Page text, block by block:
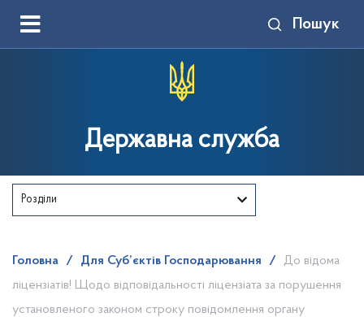
Пошук
Державна служба
Розділи
Головна / Для Суб’єктів Господарювання /
До відома
ліцензіатів! Щодо відповідальності ліцензіата за порушення
установленого законом строку повідомлення органу